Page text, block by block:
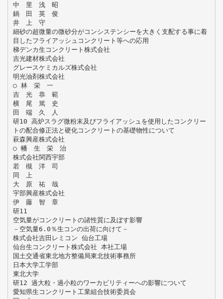
中 里 浅 昭
鍋 田 英 俊
井 上 守
細砂の超微量の微砂分がコンシステンシーを大きく支配する事に着
目したフライアッシュコンクリート等への応用
梯デンカ生コンクリート株式会社
吉光建材株式会社
グレースケミカルズ株式会社
明光油剤株式会社
○ 林 栄 一
吉 光 恭 範
横 尾 篤 史
田 端 久 人
研10 高炉スラグ微粉末及びフライアッシュを使用したコンクリー
トの配合修正法と硬化コンクリートの基礎物性について
萩森興産株式会社
○ 幡 生 栄 治
株式会社関西宇部
若 槻 洋 司
同 上
大 原 祐 哉
宇部興産株式会社
伊 藤 智 章
研11
空気量がコンクリートの諸性質に及ぼす影響
－空気量6.0％生コンの出荷に向けて－
株式会社吉田レミコン 仙台工場
仙台生コンクリート株式会社 本社工場
国土交通省東北地方整備局東北技術事務所
日本大学工学部
東北大学
研12 過大粒・過小粒のワーカビリティーへの影響について
愛知県生コンクリート工業組合技術委員会